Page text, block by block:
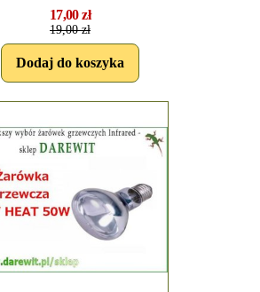
17,00 zł
19,00 zł